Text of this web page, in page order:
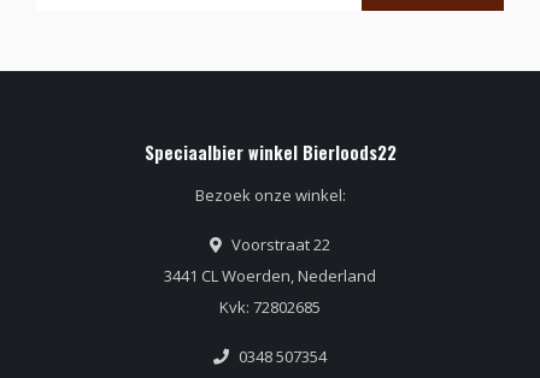
Speciaalbier winkel Bierloods22
Bezoek onze winkel:
Voorstraat 22
3441 CL Woerden, Nederland
Kvk: 72802685
0348 507354